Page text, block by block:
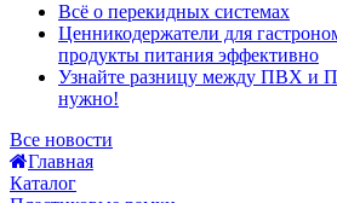
Всё о перекидных системах
Ценникодержатели для
продукты питания эффективно
Узнайте разницу между ПВХ и
нужно!
Все новости
Главная
Каталог